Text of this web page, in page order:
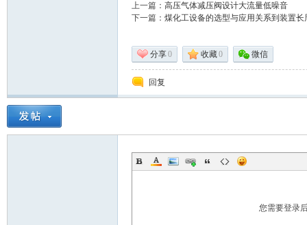
上一篇： 高压气体减压阀设计大流量低噪音
下一篇： 煤化工设备的选型与应用关系到装置长
分享0 收藏0 微信
回复
您需要登录